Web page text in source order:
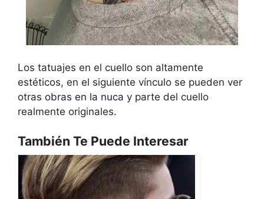
Los tatuajes en el cuello son altamente
estéticos, en el siguiente vínculo se pueden ver
otras obras en la nuca y parte del cuello
realmente originales.
También Te Puede Interesar